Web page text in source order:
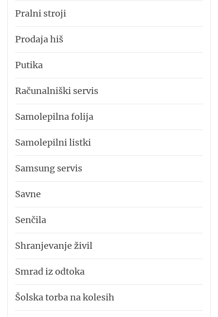
Pralni stroji
Prodaja hiš
Putika
Računalniški servis
Samolepilna folija
Samolepilni listki
Samsung servis
Savne
Senčila
Shranjevanje živil
Smrad iz odtoka
Šolska torba na kolesih